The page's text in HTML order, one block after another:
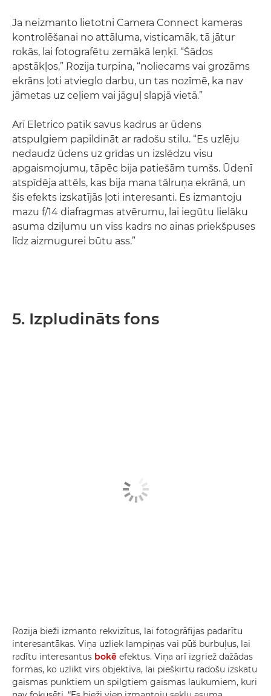
Ja neizmanto lietotni Camera Connect kameras
kontrolēšanai no attāluma, visticamāk, tā jātur
rokās, lai fotografētu zemākā leņķī. “Šādos
apstākļos,” Rozija turpina, “noliecams vai grozāms
ekrāns ļoti atvieglo darbu, un tas nozīmē, ka nav
jāmetas uz ceļiem vai jāguļ slapjā vietā.”
Arī Eletrico patīk savus kadrus ar ūdens
atspulgiem papildināt ar radošu stilu. “Es uzlēju
nedaudz ūdens uz grīdas un izslēdzu visu
apgaismojumu, tāpēc bija patiešām tumšs. Ūdenī
atspīdēja attēls, kas bija mana tālruņa ekrānā, un
šis efekts izskatījās ļoti interesanti. Es izmantoju
mazu f/14 diafragmas atvērumu, lai iegūtu lielāku
asuma dziļumu un viss kadrs no ainas priekšpuses
līdz aizmugurei būtu ass.”
5. Izpludināts fons
Rozija bieži izmanto rekvizītus, lai fotogrāfijas padarītu
interesantākas. Viņa uzliek lampiņas vai pūš burbuļus, lai
radītu interesantus bokē efektus. Viņa arī izgriež dažādas
formas, ko uzlikt virs objektīva, lai piešķirtu radošu izskatu
gaismas punktiem un spilgtiem gaismas laukumiem, kuri